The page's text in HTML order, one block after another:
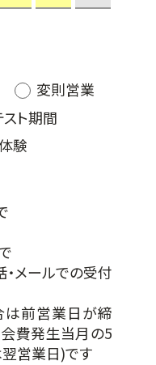
変則営業
スト期間
験
メールでの受付
前営業日が締
費発生当月の5
営業日)です